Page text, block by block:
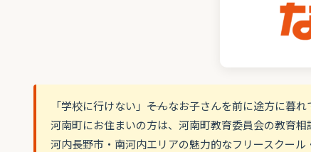
「学校に行けない」――そんなお子さんを前に途方に暮
河南町にお住まいの方は、河南町教育委員会の教育
河内長野市・南河内エリアの魅力的なフリースクール